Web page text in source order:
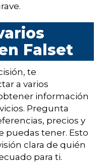
Falset
te
a varios
información
Pregunta
precios y
puedas tener. Esto
clara de quién
para ti.